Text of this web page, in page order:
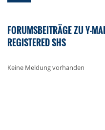
FORUMSBEITRÄGE ZU Y-
REGISTERED SHS
Keine Meldung vorhanden